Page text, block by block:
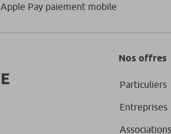
Apple Pay paiement mobile
Nos offres
Particuliers
Entreprises